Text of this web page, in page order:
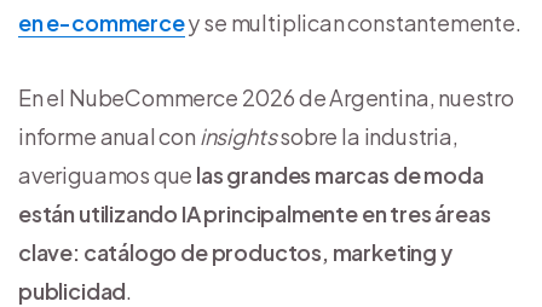
en e-commercey se multiplican constantemente.
En el NubeCommerce 2026 de Argentina, nuestro
informe anual con insightssobre la industria,
averiguamos que las grandes marcas de moda
están utilizando IA principalmente en tres áreas
clave: catálogo de productos, marketing y
publicidad.